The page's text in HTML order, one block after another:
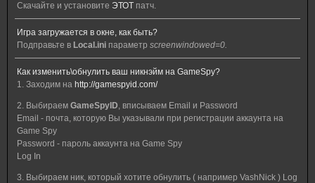
Скачайте и установите ЭТОТ патч.
Игра загружается в окне, как быть?
Подправьте в Local.ini параметр screenwindowed=0.
Как изменить\обнулить ваш никнэйм на GameSpy?
1. Заходим на http://gamespyid.com/
2. Выбираем GameSpyID, вписываем Email и Password
Email - почта, которую Вы указывали при регистрации аккаунта на
Game Spy
Password - пароль аккаунта на Game Spy
Log In
3. Выбираем ник, который хотите обнулить ( например VashNick ) Log